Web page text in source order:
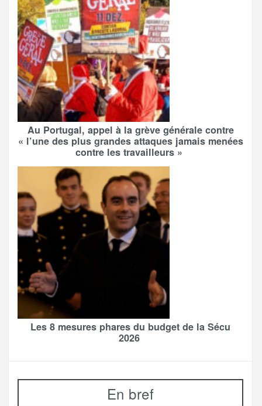
Au Portugal, appel à la grève générale contre
« l’une des plus grandes attaques jamais menées
contre les travailleurs »
Les 8 mesures phares du budget de la Sécu
2026
En bref